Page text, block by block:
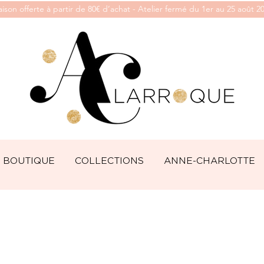
offerte à partir de 80€ d’achat - Atelier fermé du 1er au 25 août
BOUTIQUE COLLECTIONS ANNE-CHARLOTTE